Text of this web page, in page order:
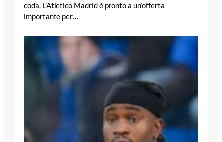
coda. L’Atletico Madrid è pronto a un’offerta
importante per…